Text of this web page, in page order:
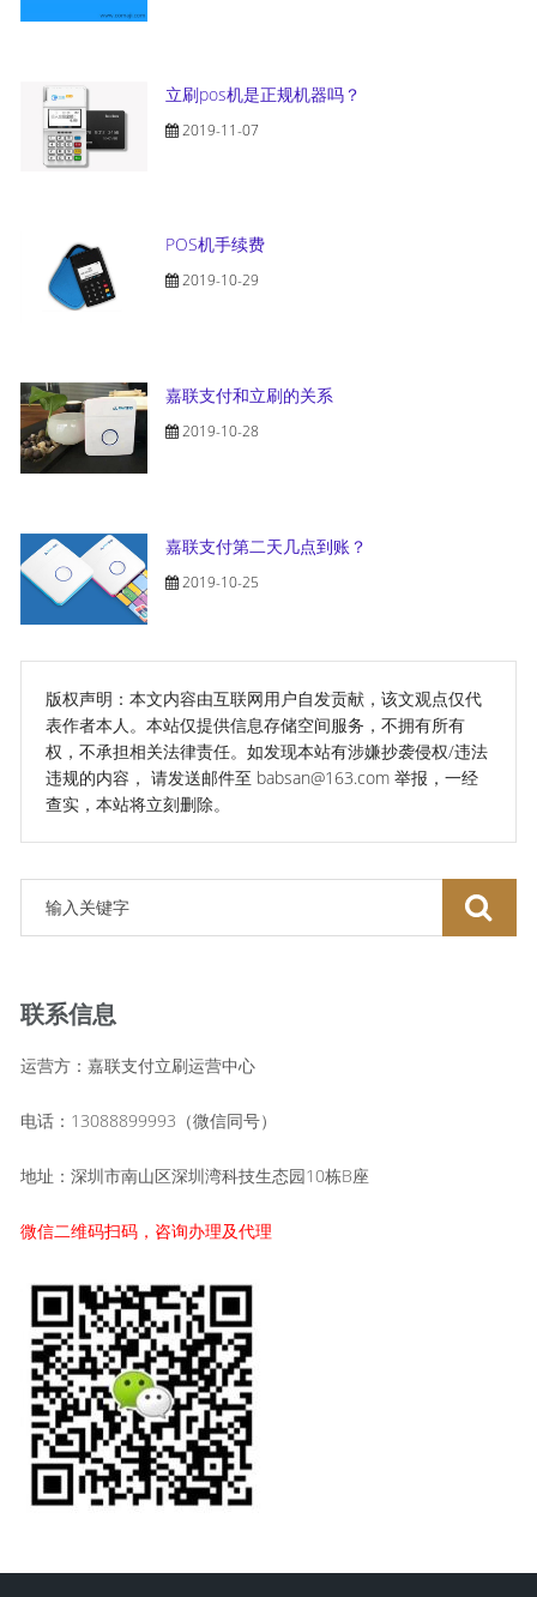
立刷pos机是正规机器吗？
2019-11-07
POS机手续费
2019-10-29
嘉联支付和立刷的关系
2019-10-28
嘉联支付第二天几点到账？
2019-10-25
版权声明：本文内容由互联网用户自发贡献，该文观点仅代
表作者本人。本站仅提供信息存储空间服务，不拥有所有
权，不承担相关法律责任。如发现本站有涉嫌抄袭侵权/违法
违规的内容， 请发送邮件至 babsan@163.com 举报，一经
查实，本站将立刻删除。
联系信息
运营方：嘉联支付立刷运营中心
电话：13088899993（微信同号）
地址：深圳市南山区深圳湾科技生态园10栋B座
微信二维码扫码，咨询办理及代理